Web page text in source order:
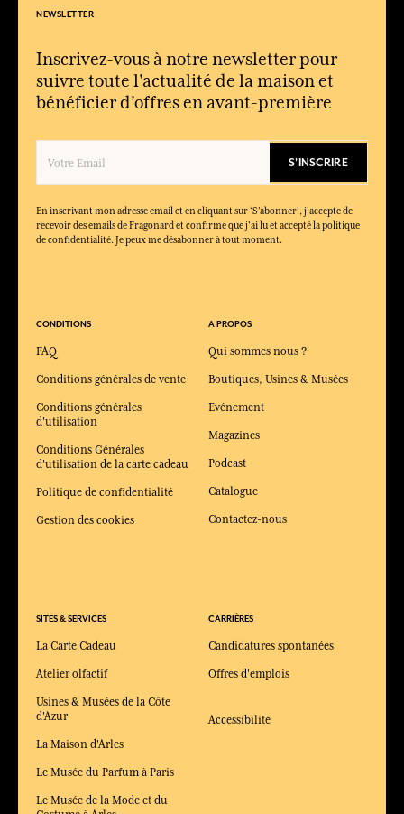
NEWSLETTER
Inscrivez-vous à notre newsletter pour
suivre toute l'actualité de la maison et
bénéficier d’offres en avant-première
S'INSCRIRE
En inscrivant mon adresse email et en cliquant sur ‘S’abonner’, j'accepte de
recevoir des emails de Fragonard et confirme que j'ai lu et accepté la politique
de confidentialité. Je peux me désabonner à tout moment.
CONDITIONS
FAQ
Conditions générales de vente
Conditions générales
d'utilisation
Conditions Générales
d'utilisation de la carte cadeau
Politique de confidentialité
Gestion des cookies
SITES & SERVICES
La Carte Cadeau
Atelier olfactif
Usines & Musées de la Côte
d'Azur
La Maison d'Arles
Le Musée du Parfum à Paris
Le Musée de la Mode et du
A PROPOS
Qui sommes nous ?
Boutiques, Usines & Musées
Evénement
Magazines
Podcast
Catalogue
Contactez-nous
CARRIÈRES
Candidatures spontanées
Offres d'emplois
Accessibilité